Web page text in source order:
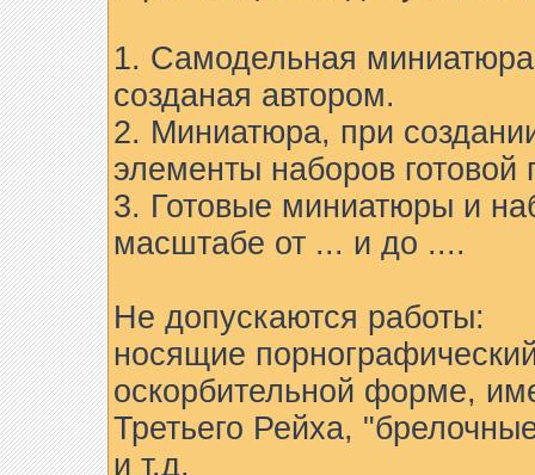
1. Самодельная
созданая автором.
2. Миниатюра, при
элементы наборов готовой
3. Готовые миниатюры и
масштабе от ... и до ....
Не допускаются работы:
носящие
оскорбительной форме,
Третьего Рейха,
и т.д.